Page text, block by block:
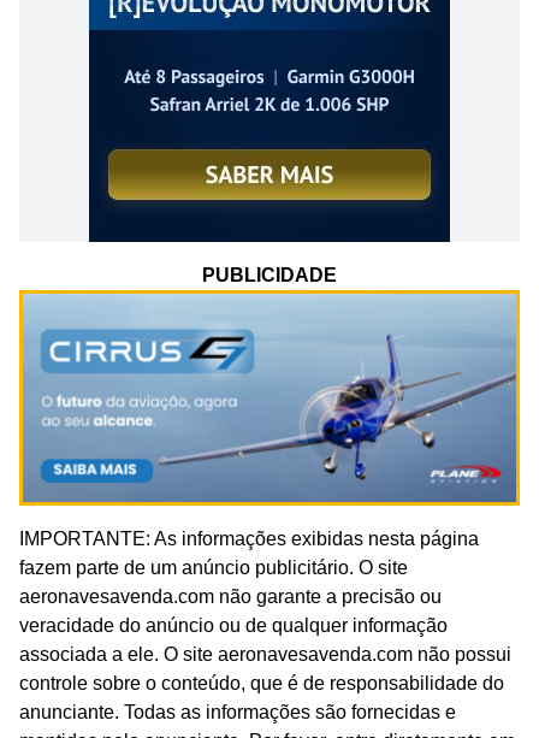
PUBLICIDADE
IMPORTANTE: As informações exibidas nesta página
fazem parte de um anúncio publicitário. O site
aeronavesavenda.com não garante a precisão ou
veracidade do anúncio ou de qualquer informação
associada a ele. O site aeronavesavenda.com não possui
controle sobre o conteúdo, que é de responsabilidade do
anunciante. Todas as informações são fornecidas e